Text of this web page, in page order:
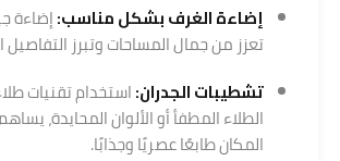
إضاءة الغرف بشكل مناسب:إضاءة
تعزز من جمال المساحات وتبرز التفاصيل
تشطيبات الجدران:استخدام تقنيات
الطلاء المطفأ أو الألوان المحايدة،
المكان طابعًا عصريًا وجذابًا.